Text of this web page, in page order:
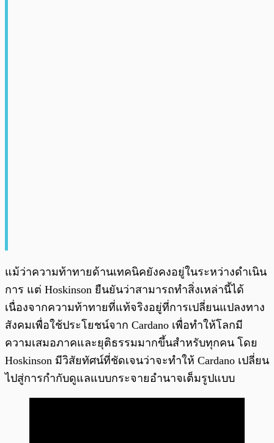
แม้ว่าความท้าทายด้านเทคนิคยังคงอยู่ในระหว่างดำเนิน
การ แต่ Hoskinson ยืนยันว่าสามารถทำสิ่งเหล่านี้ได้
เนื่องจากความท้าทายที่แท้จริงอยู่ที่การเปลี่ยนแปลงทาง
สังคมเพื่อใช้ประโยชน์จาก Cardano เพื่อทำให้โลกมี
ความเสมอภาคและยุติธรรมมากขึ้นสำหรับทุกคน โดย
Hoskinson มีวิสัยทัศน์ที่ชัดเจนว่าจะทำให้ Cardano เปลี่ยน
ไปสู่การกำกับดูแลแบบกระจายอำนาจเต็มรูปแบบ